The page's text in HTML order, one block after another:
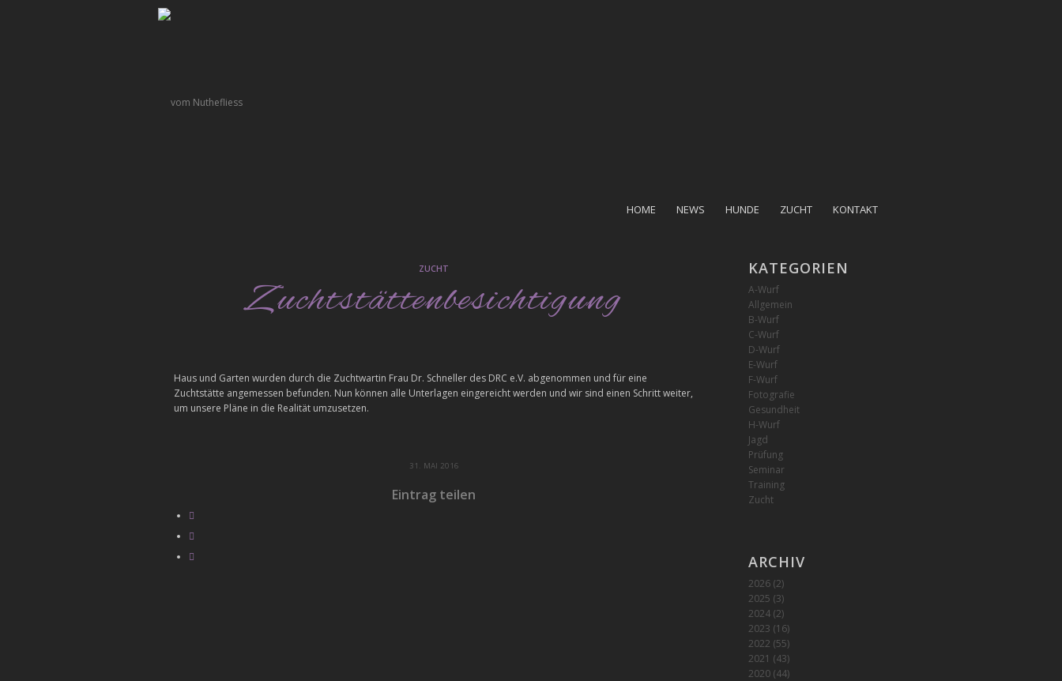
HOME NEWS HUNDE ZUCHT KONTAKT
ZUCHT
Zuchtstättenbesichtigung
Haus und Garten wurden durch die Zuchtwartin Frau Dr. Schneller des DRC e.V. abgenommen und für eine
Zuchtstätte angemessen befunden. Nun können alle Unterlagen eingereicht werden und wir sind einen Schritt weiter,
um unsere Pläne in die Realität umzusetzen.
31. MAI 2016
Eintrag teilen
KATEGORIEN
A-Wurf
Allgemein
B-Wurf
C-Wurf
D-Wurf
E-Wurf
F-Wurf
Fotografie
Gesundheit
H-Wurf
Jagd
Prüfung
Seminar
Training
Zucht
ARCHIV
2026(2)
2025 (3)
2024(2)
2023 (16)
2022 (55)
2021 (43)
2020(44)